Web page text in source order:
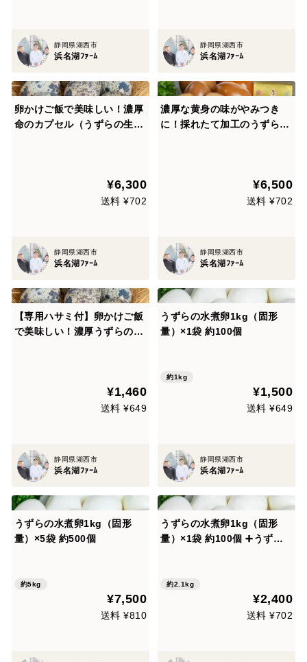
静岡県湖西市
浜名湖ﾌｧｰﾑ
静岡県湖西市
浜名湖ﾌｧｰﾑ
卵かけご飯で美味しい！濃厚
命のカプセル（うずらの生
¥6,300
送料 ¥702
静岡県湖西市
浜名湖ﾌｧｰﾑ
濃厚な黄身の味がやみつき
に！採れたて加工のうずらの
¥6,500
送料 ¥702
静岡県湖西市
浜名湖ﾌｧｰﾑ
【専用ハサミ付】卵かけご飯
で美味しい！濃厚うずらの生
¥1,460
送料 ¥649
静岡県湖西市
浜名湖ﾌｧｰﾑ
うずらの水煮卵1kg（固形
量）×1袋 約100個
約1kg
¥1,500
送料 ¥649
静岡県湖西市
浜名湖ﾌｧｰﾑ
うずらの水煮卵1kg（固形
量）×5袋 約500個
約5kg
¥7,500
送料 ¥810
うずらの水煮卵1kg（固形
量）×1袋 約100個 ➕うずら
約2.1kg
¥2,400
送料 ¥702